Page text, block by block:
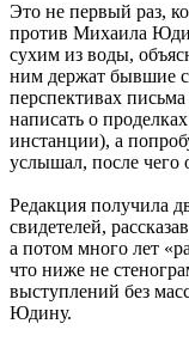
Это не первый раз,
против Михаила
сухим из воды,
ним держат бывшие
перспективах
написать о
инстанции), а
услышал, после чего
Редакция получила
свидетелей,
а потом много лет
что ниже не
выступлений без
Юдину.